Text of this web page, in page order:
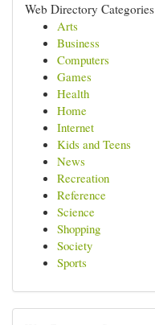
Web Directory Categories
Arts
Business
Computers
Games
Health
Home
Internet
Kids and Teens
News
Recreation
Reference
Science
Shopping
Society
Sports